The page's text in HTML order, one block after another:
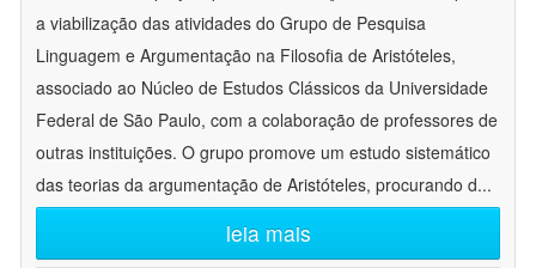
a viabilização das atividades do Grupo de Pesquisa
Linguagem e Argumentação na Filosofia de Aristóteles,
associado ao Núcleo de Estudos Clássicos da Universidade
Federal de São Paulo, com a colaboração de professores de
outras instituições. O grupo promove um estudo sistemático
das teorias da argumentação de Aristóteles, procurando d...
leia mais